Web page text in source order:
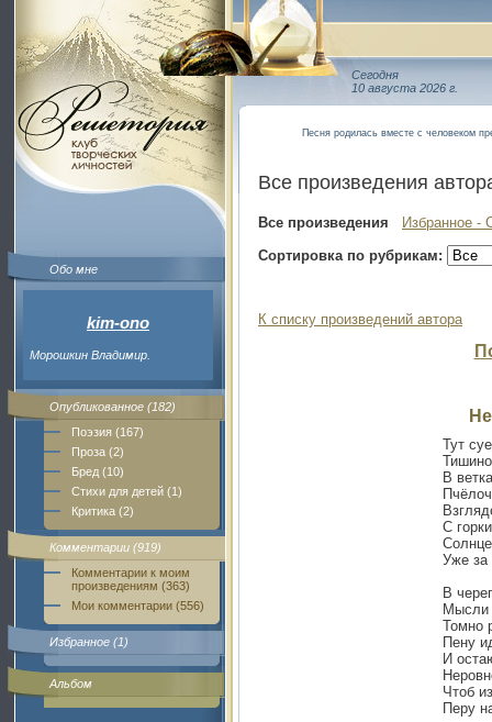
Обо мне
kim-ono
Морошкин Владимир.
Опубликованное (182)
Поэзия (167)
Проза (2)
Бред (10)
Стихи для детей (1)
Критика (2)
Комментарии (919)
Комментарии к моим
произведениям (363)
Мои комментарии (556)
Избранное (1)
Альбом
Сегодня
10 августа 2026 г.
Песня родилась вместе с человеком
Все произведения
Все произведения
Избранное -
Сортировка по рубрикам:
К списку произведений автора
Тут
В
С
Уже за
В
Мысли
Томно
Пену
И
Чтоб
Перу